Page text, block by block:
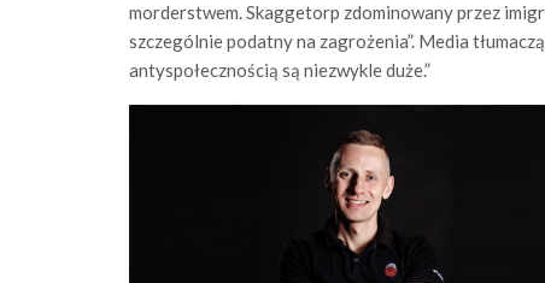
morderstwem. Skaggetorp zdominowany przez
szczególnie podatny na zagrożenia”. Media
antyspołecznością są niezwykle duże.”